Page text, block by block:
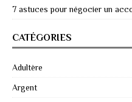
7 astuces pour négocier un
CATÉGORIES
Adultère
Argent